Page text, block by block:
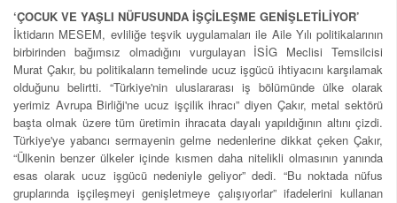
‘ÇOCUK VE YAŞLI NÜFUSUNDA İŞÇİLEŞME GENİŞLETİLİYOR’
İktidarın MESEM, evliliğe teşvik uygulamaları ile Aile Yılı politikalarının
birbirinden bağımsız olmadığını vurgulayan İSİG Meclisi Temsilcisi
Murat Çakır, bu politikaların temelinde ucuz işgücü ihtiyacını karşılamak
olduğunu belirtti. “Türkiye'nin uluslararası iş bölümünde ülke olarak
yerimiz Avrupa Birliği'ne ucuz işçilik ihracı” diyen Çakır, metal sektörü
başta olmak üzere tüm üretimin ihracata dayalı yapıldığının altını çizdi.
Türkiye'ye yabancı sermayenin gelme nedenlerine dikkat çeken Çakır,
“Ülkenin benzer ülkeler içinde kısmen daha nitelikli olmasının yanında
esas olarak ucuz işgücü nedeniyle geliyor” dedi. “Bu noktada nüfus
gruplarında işçileşmeyi genişletmeye çalışıyorlar” ifadelerini kullanan